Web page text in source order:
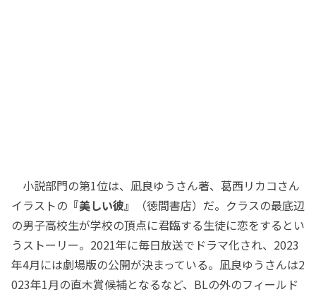
小説部門の第1位は、凪良ゆうさん著、葛西リカコさん
イラストの 『美しい彼』
（徳間書店）だ。クラスの最底辺
の男子高校生が学校の頂点に君臨する生徒に恋をするとい
うストーリー。2021年に毎日放送でドラマ化され、2023
年4月には劇場版の公開が決まっている。凪良ゆうさんは2
023年1月の直木賞候補となるなど、BLの外のフィールド